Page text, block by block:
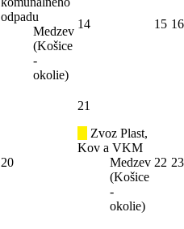
odpadu
Medzev
(Košice
-
okolie)
14 15 16
20
21
Zvoz Plast,
Kov a VKM
Medzev
(Košice
-
okolie)
22 23